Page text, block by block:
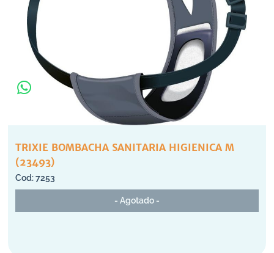
TRIXIE BOMBACHA SANITARIA HIGIENICA M
(23493)
7253
- Agotado -